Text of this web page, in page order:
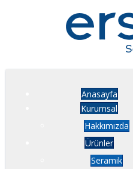
Anasayfa
Kurumsal
Hakkımızda
Ürünler
Seramik